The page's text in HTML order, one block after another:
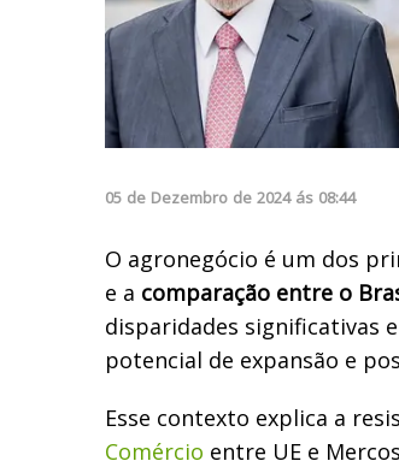
05 de Dezembro de 2024 ás 08:44
O agronegócio é um dos
e a comparação entre o
disparidades significativas
potencial de expansão e
Esse contexto explica a
Comércio entre UE e